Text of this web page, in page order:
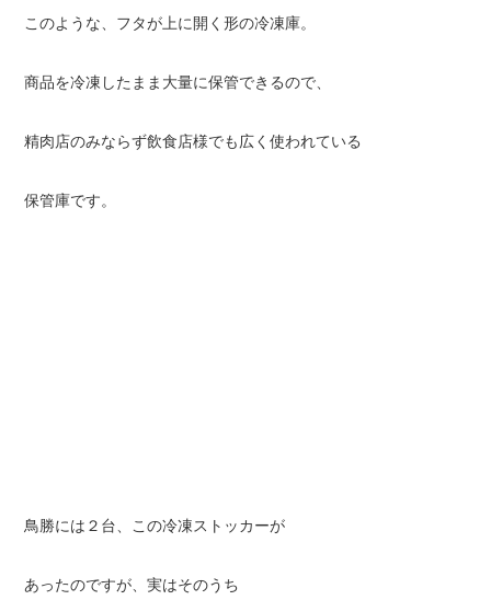
このような、フタが上に開く形の冷凍庫。
商品を冷凍したまま大量に保管できるので、
精肉店のみならず飲食店様でも広く使われている
保管庫です。
鳥勝には２台、この冷凍ストッカーが
あったのですが、実はそのうち